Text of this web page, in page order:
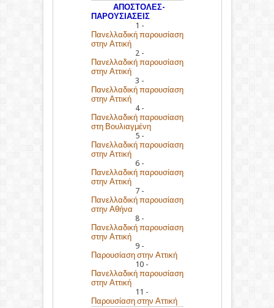
ΑΠΟΣΤΟΛΕΣ-
ΠΑΡΟΥΣΙΑΣΕΙΣ
1 -
Πανελλαδική παρουσίαση
στην Αττική
2 -
Πανελλαδική παρουσίαση
στην Αττική
3 -
Πανελλαδική παρουσίαση
στην Αττική
4 -
Πανελλαδική παρουσίαση
στη Βουλιαγμένη
5 -
Πανελλαδική παρουσίαση
στην Αττική
6 -
Πανελλαδική παρουσίαση
στην Αττική
7 -
Πανελλαδική παρουσίαση
στην Αθήνα
8 -
Πανελλαδική παρουσίαση
στην Αττική
9 -
Παρουσίαση στην Αττική
10 -
Πανελλαδική παρουσίαση
στην Αττική
11 -
Παρουσίαση στην Αττική